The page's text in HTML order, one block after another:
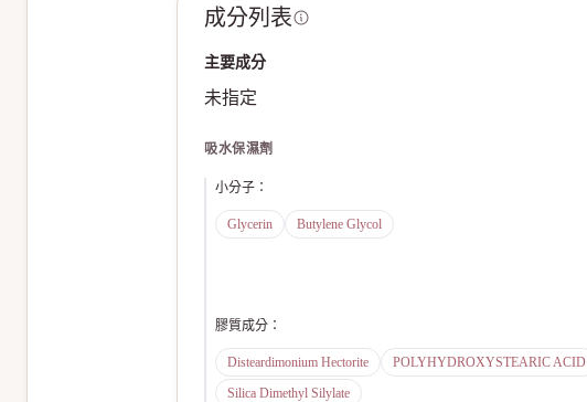
成分列表
主要成分
未指定
吸水保濕劑
小分子 ：
Glycerin Butylene Glycol
膠質成分 ：
Disteardimonium Hectorite
POLYHYDROXYSTEARIC ACID
Silica Dimethyl Silylate